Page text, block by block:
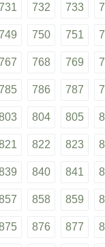
732 733
750 751
768 769
786 787
804 805
822 823
840 841
858 859
876 877